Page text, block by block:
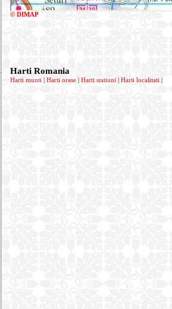
© DIMAP
Harti Romania
Harti munti Harti orase Harti statiuni Harti localitati